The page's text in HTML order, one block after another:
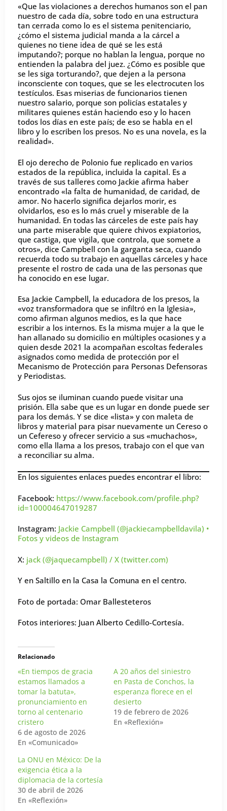
«Que las violaciones a derechos humanos son el pan
nuestro de cada día, sobre todo en una estructura
tan cerrada como lo es el sistema penitenciario,
¿cómo el sistema judicial manda a la cárcel a
quienes no tiene idea de qué se les está
imputando?; porque no hablan la lengua, porque no
entienden la palabra del juez. ¿Cómo es posible que
se les siga torturando?, que dejen a la persona
inconsciente con toques, que se les electrocuten los
testículos. Esas miserias de funcionarios tienen
nuestro salario, porque son policías estatales y
militares quienes están haciendo eso y lo hacen
todos los días en este país; de eso se habla en el
libro y lo escriben los presos. No es una novela, es la
realidad».
El ojo derecho de Polonio fue replicado en varios
estados de la república, incluida la capital. Es a
través de sus talleres como Jackie afirma haber
encontrado «la falta de humanidad, de caridad, de
amor. No hacerlo significa dejarlos morir, es
olvidarlos, eso es lo más cruel y miserable de la
humanidad. En todas las cárceles de este país hay
una parte miserable que quiere chivos expiatorios,
que castiga, que vigila, que controla, que somete a
otros», dice Campbell con la garganta seca, cuando
recuerda todo su trabajo en aquellas cárceles y hace
presente el rostro de cada una de las personas que
ha conocido en ese lugar.
Esa Jackie Campbell, la educadora de los presos, la
«voz transformadora que se infiltró en la Iglesia»,
como afirman algunos medios, es la que hace
escribir a los internos. Es la misma mujer a la que le
han allanado su domicilio en múltiples ocasiones y a
quien desde 2021 la acompañan escoltas federales
asignados como medida de protección por el
Mecanismo de Protección para Personas Defensoras
y Periodistas.
Sus ojos se iluminan cuando puede visitar una
prisión. Ella sabe que es un lugar en donde puede ser
para los demás. Y se dice «lista» y con maleta de
libros y material para pisar nuevamente un Cereso o
un Cefereso y ofrecer servicio a sus «muchachos»,
como ella llama a los presos, trabajo con el que van
a reconciliar su alma.
En los siguientes enlaces puedes encontrar el libro:
Facebook: https://www.facebook.com/profile.php?
id=100004647019287
Instagram: Jackie Campbell (@jackiecampbelldavila) •
Fotos y videos de Instagram
X: jack (@jaquecampbell) / X (twitter.com)
Y en Saltillo en la Casa la Comuna en el centro.
Foto de portada: Omar Ballesteteros
Fotos interiores: Juan Alberto Cedillo-Cortesía.
Relacionado
«En tiempos de gracia
estamos llamados a
tomar la batuta»,
pronunciamiento en
torno al centenario
cristero
6 de agosto de 2026
En «Comunicado»
A 20 años del siniestro
en Pasta de Conchos, la
esperanza florece en el
desierto
19 de febrero de 2026
En «Reflexión»
La ONU en México: De la
exigencia ética a la
diplomacia de la cortesía
30 de abril de 2026
En «Reflexión»